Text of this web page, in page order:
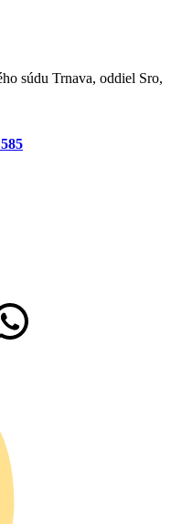
súdu Trnava, oddiel Sro,